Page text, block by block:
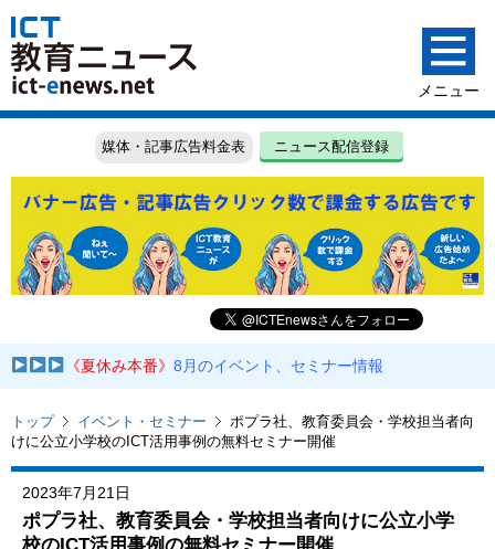
媒体・記事広告料金表 ニュース配信登録
《夏休み本番》8月のイベント、セミナー情報
トップ イベント・セミナー
ポプラ社、教育委員会・学校担当者向
けに公立小学校のICT活用事例の無料セミナー開催
2023年7月21日
ポプラ社、教育委員会・学校担当者向けに公立小学
校のICT活用事例の無料セミナー開催